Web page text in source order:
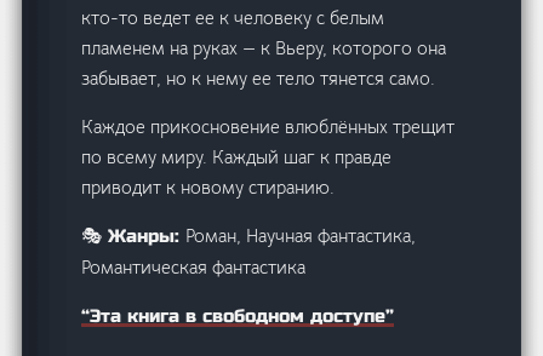
кто-то ведет ее к человеку с белым
пламенем на руках — к Вьеру, которого она
забывает, но к нему ее тело тянется само.
Каждое прикосновение влюблённых трещит
по всему миру. Каждый шаг к правде
приводит к новому стиранию.
🎭 Жанры: Роман, Научная фантастика,
Романтическая фантастика
“Эта книга в свободном доступе”